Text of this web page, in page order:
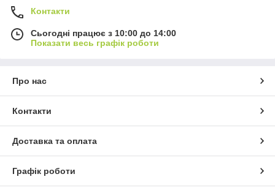
Контакти
Сьогодні працює з 10:00 до 14:00
Показати весь графік роботи
Про нас
Контакти
Доставка та оплата
Графік роботи